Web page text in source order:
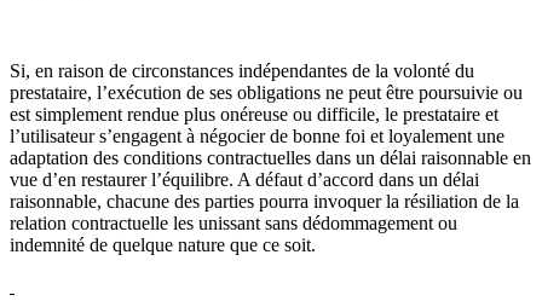
Si, en raison de circonstances indépendantes de la volonté du
prestataire, l’exécution de ses obligations ne peut être poursuivie ou
est simplement rendue plus onéreuse ou difficile, le prestataire et
l’utilisateur s’engagent à négocier de bonne foi et loyalement une
adaptation des conditions contractuelles dans un délai raisonnable en
vue d’en restaurer l’équilibre. A défaut d’accord dans un délai
raisonnable, chacune des parties pourra invoquer la résiliation de la
relation contractuelle les unissant sans dédommagement ou
indemnité de quelque nature que ce soit.